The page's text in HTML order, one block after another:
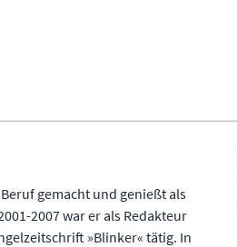
gemacht und genießt als
2007 war er als Redakteur
»Blinker« tätig. In